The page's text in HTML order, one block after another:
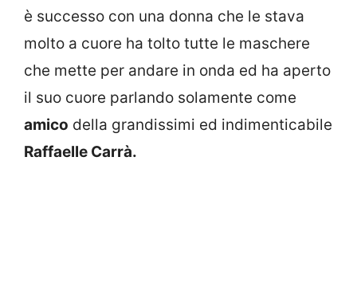
è successo con una donna che le stava
molto a cuore ha tolto tutte le maschere
che mette per andare in onda ed ha aperto
il suo cuore parlando solamente come
amico della grandissimi ed indimenticabile
Raffaelle Carrà.